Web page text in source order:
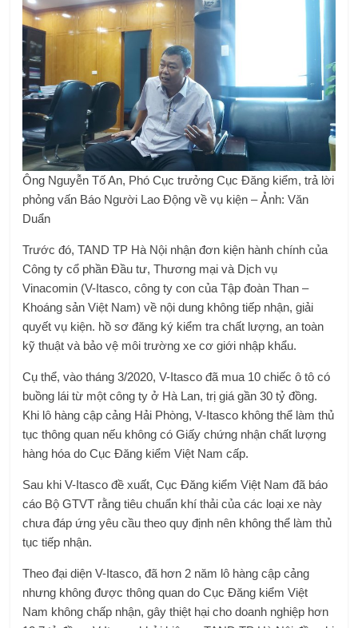
Ông Nguyễn Tố An, Phó Cục trưởng Cục Đăng kiểm, trả lời
phỏng vấn Báo Người Lao Động về vụ kiện – Ảnh: Văn
Duẩn
Trước đó, TAND TP Hà Nội nhận đơn kiện hành chính của
Công ty cổ phần Đầu tư, Thương mại và Dịch vụ
Vinacomin (V-Itasco, công ty con của Tập đoàn Than –
Khoáng sản Việt Nam) về nội dung không tiếp nhận, giải
quyết vụ kiện. hồ sơ đăng ký kiểm tra chất lượng, an toàn
kỹ thuật và bảo vệ môi trường xe cơ giới nhập khẩu.
Cụ thể, vào tháng 3/2020, V-Itasco đã mua 10 chiếc ô tô có
buồng lái từ một công ty ở Hà Lan, trị giá gần 30 tỷ đồng.
Khi lô hàng cập cảng Hải Phòng, V-Itasco không thể làm thủ
tục thông quan nếu không có Giấy chứng nhận chất lượng
hàng hóa do Cục Đăng kiểm Việt Nam cấp.
Sau khi V-Itasco đề xuất, Cục Đăng kiểm Việt Nam đã báo
cáo Bộ GTVT rằng tiêu chuẩn khí thải của các loại xe này
chưa đáp ứng yêu cầu theo quy định nên không thể làm thủ
tục tiếp nhận.
Theo đại diện V-Itasco, đã hơn 2 năm lô hàng cập cảng
nhưng không được thông quan do Cục Đăng kiểm Việt
Nam không chấp nhận, gây thiệt hại cho doanh nghiệp hơn